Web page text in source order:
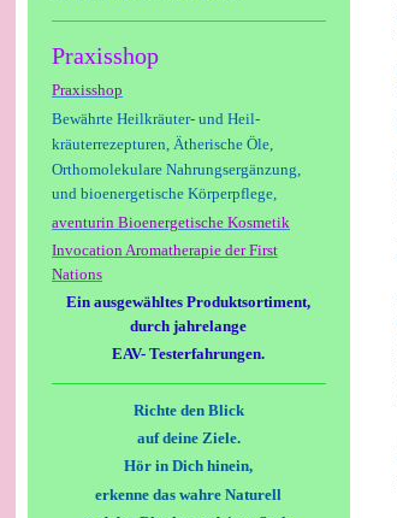
Praxisshop
Praxisshop
Bewährte Heilkräuter- und Heil-
kräuterrezepturen, Ätherische Öle,
Orthomolekulare Nahrungsergänzung,
und bioenergetische Körperpflege,
aventurin Bioenergetische Kosmetik
Invocation Aromatherapie der First
Nations
Ein ausgewähltes Produktsortiment,
durch jahrelange
EAV- Testerfahrungen.
Richte den Blick
auf deine Ziele.
Hör in Dich hinein,
erkenne das wahre Naturell